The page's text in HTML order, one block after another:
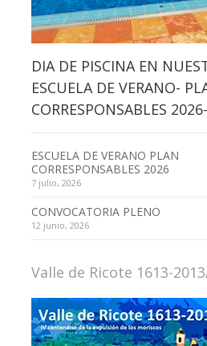
DIA DE PISCINA EN
ESCUELA DE VERANO-
CORRESPONSABLES 2026-
ESCUELA DE VERANO PLAN
CORRESPONSABLES 2026
7 julio, 2026
CONVOCATORIA PLENO
12 junio, 2026
Valle de Ricote 1613-